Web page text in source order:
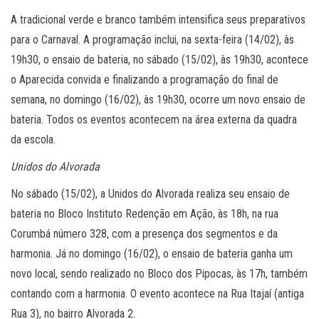
A tradicional verde e branco também intensifica seus preparativos
para o Carnaval. A programação inclui, na sexta-feira (14/02), às
19h30, o ensaio de bateria, no sábado (15/02), às 19h30, acontece
o Aparecida convida e finalizando a programação do final de
semana, no domingo (16/02), às 19h30, ocorre um novo ensaio de
bateria. Todos os eventos acontecem na área externa da quadra
da escola.
Unidos do Alvorada
No sábado (15/02), a Unidos do Alvorada realiza seu ensaio de
bateria no Bloco Instituto Redenção em Ação, às 18h, na rua
Corumbá número 328, com a presença dos segmentos e da
harmonia. Já no domingo (16/02), o ensaio de bateria ganha um
novo local, sendo realizado no Bloco dos Pipocas, às 17h, também
contando com a harmonia. O evento acontece na Rua Itajaí (antiga
Rua 3), no bairro Alvorada 2.